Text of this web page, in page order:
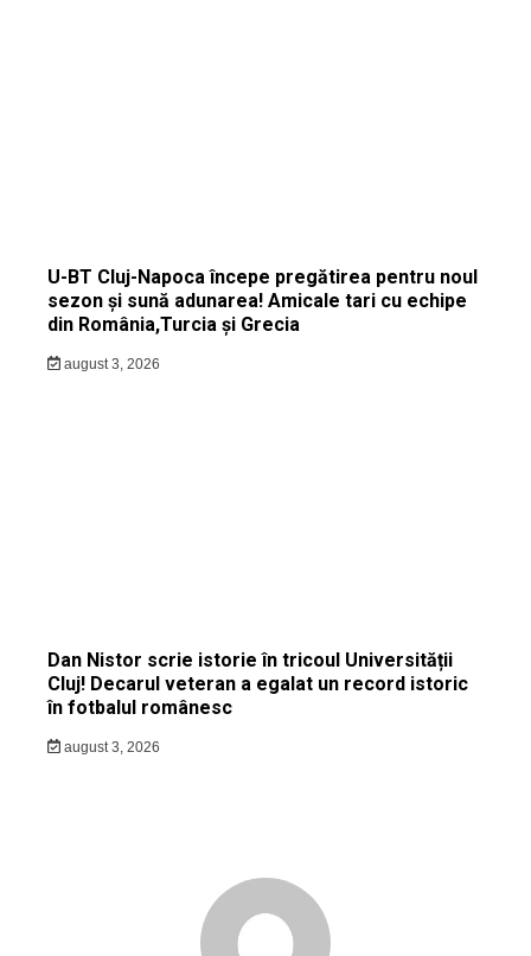
U-BT Cluj-Napoca începe pregătirea pentru noul
sezon și sună adunarea! Amicale tari cu echipe
din România,Turcia și Grecia
august 3, 2026
Dan Nistor scrie istorie în tricoul Universității
Cluj! Decarul veteran a egalat un record istoric
în fotbalul românesc
august 3, 2026